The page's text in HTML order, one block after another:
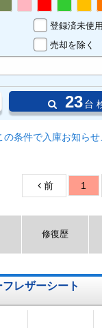
登録済未使
売却を除く
23 台
の条件で入庫お知ら
前 1
修復歴
レザーシート